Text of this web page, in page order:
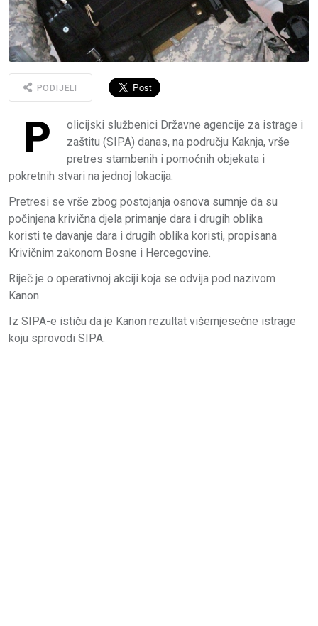
PODIJELI
P
olicijski službenici Državne agencije za istrage i
zaštitu (SIPA) danas, na području Kaknja, vrše
pretres stambenih i pomoćnih objekata i
pokretnih stvari na jednoj lokacija.
Pretresi se vrše zbog postojanja osnova sumnje da su
počinjena krivična djela primanje dara i drugih oblika
koristi te davanje dara i drugih oblika koristi, propisana
Krivičnim zakonom Bosne i Hercegovine.
Riječ je o operativnoj akciji koja se odvija pod nazivom
Kanon.
Iz SIPA-e ističu da je Kanon rezultat višemjesečne istrage
koju sprovodi SIPA.